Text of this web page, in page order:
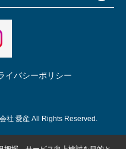
イバシーポリシー
社 愛産 All Rights Reserved.